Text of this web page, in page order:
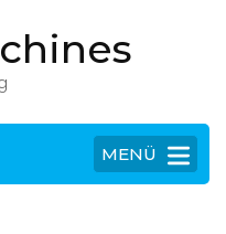
MENÜ